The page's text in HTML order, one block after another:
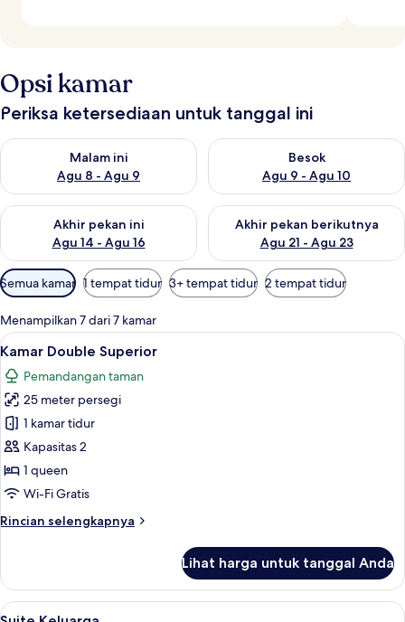
Opsi kamar
Periksa ketersediaan untuk tanggal ini
Malam ini
Agu 8 - Agu 9
Periksa ketersediaan untuk malam ini Agu 8 - Agu 9
Besok
Agu 9 - Agu 10
Periksa ketersediaan untuk
Akhir pekan ini
Agu 14 - Agu 16
Periksa ketersediaan untuk akhir pekan ini Agu 14 - Agu 16
Akhir pekan berikutnya
Agu 21 - Agu 23
Periksa ketersediaan untuk
Filter
tersedia
untuk
kamar
Semua kamar 1 tempat tidur 3+ tempat tidur 2 tempat tidur
Menampilkan 7 dari 7 kamar
Lihat
semua
foto
untuk
Kamar
Double
Superior
Seprai premium, minibar, brankas,
6
Kamar Double Superior
Pemandangan taman
25 meter persegi
1 kamar tidur
Kapasitas 2
1 queen
Wi-Fi Gratis
Rincian selengkapnya
Rincian
Kamar
Double
Superior
Lihat harga untuk tanggal Anda
Lihat
Suite Keluarga | Seprai premium,
6